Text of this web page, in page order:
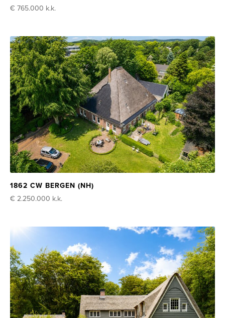
€ 765.000 k.k.
1862 CW BERGEN (NH)
€ 2.250.000 k.k.